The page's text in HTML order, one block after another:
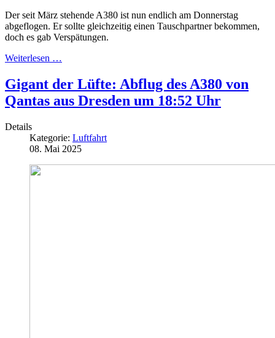
Der seit März stehende A380 ist nun endlich am Donnerstag
abgeflogen. Er sollte gleichzeitig einen Tauschpartner bekommen,
doch es gab Verspätungen.
Weiterlesen …
Gigant der Lüfte: Abflug des A380 von
Qantas aus Dresden um 18:52 Uhr
Details
Kategorie: Luftfahrt
08. Mai 2025